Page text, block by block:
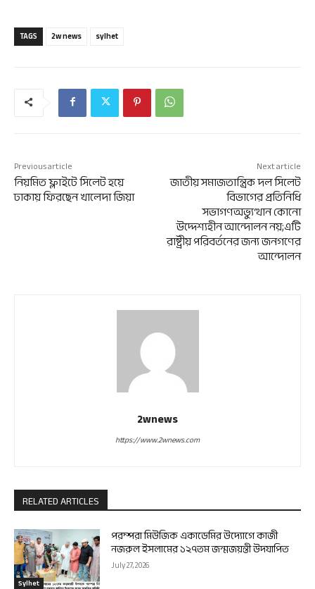
TAGS 2w news sylhet
Previous article
নিয়মিত ফ্লাইটে সিলেট হয়ে
ঢাকায় ফিরছেন খালেদা জিয়া
Next article
জাতীয় সমাজতান্ত্রিক দল সিলেট
বিভাগের প্রতিনিধি
সভাগণঅভ্যুত্থান কোনো
উদ্দেশ্যহীন আন্দোলন নয়;এটি
রাষ্ট্রীয় পরিবর্তনের জন্য জনগণের
আন্দোলন
2wnews
https://www.2wnews.com
RELATED ARTICLES
Sylhet
পরম্পরা মিউজিক একাডেমির উদ্যোগে কাজী
নজরুল ইসলামের ১২৭তম জন্মজয়ন্তী উদযাপিত
July 27, 2026